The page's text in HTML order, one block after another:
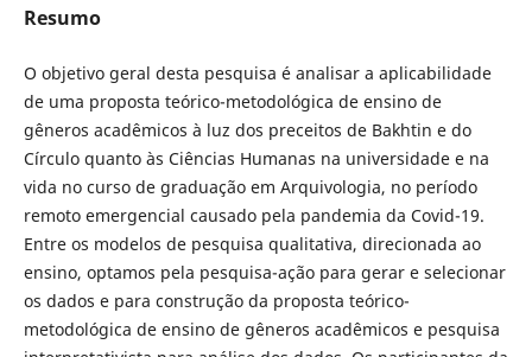
Resumo
O objetivo geral desta pesquisa é analisar a aplicabilidade
de uma proposta teórico-metodológica de ensino de
gêneros acadêmicos à luz dos preceitos de Bakhtin e do
Círculo quanto às Ciências Humanas na universidade e na
vida no curso de graduação em Arquivologia, no período
remoto emergencial causado pela pandemia da Covid-19.
Entre os modelos de pesquisa qualitativa, direcionada ao
ensino, optamos pela pesquisa-ação para gerar e selecionar
os dados e para construção da proposta teórico-
metodológica de ensino de gêneros acadêmicos e pesquisa